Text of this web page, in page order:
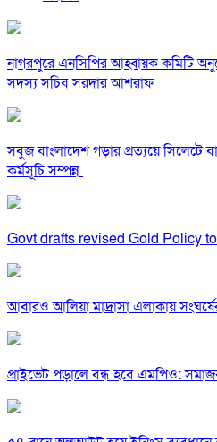
নাগরপুরে এনসিপির আহ্বায়ক কমিটি
সদস্য সচিব সরদার আশরাফ
সবুজ বাংলাদেশ গড়ার প্রত্যয়ে সিলেটে
কর্মসূচি সম্পন্ন
Govt drafts revised Gold Policy
আবারও আলিয়া মাদ্রাসা এলাকায়
প্রাইভেট পড়ালে বন্ধ হবে এমপিও: